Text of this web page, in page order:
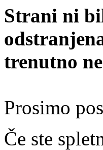
Strani ni
trenutno
Prosimo
Če ste